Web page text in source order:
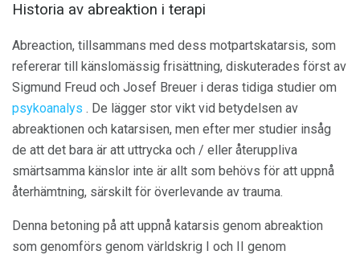
Historia av abreaktion i terapi
Abreaction, tillsammans med dess motpartskatarsis, som
refererar till känslomässig frisättning, diskuterades först av
Sigmund Freud och Josef Breuer i deras tidiga studier om
psykoanalys . De lägger stor vikt vid betydelsen av
abreaktionen och katarsisen, men efter mer studier insåg
de att det bara är att uttrycka och / eller återuppliva
smärtsamma känslor inte är allt som behövs för att uppnå
återhämtning, särskilt för överlevande av trauma.
Denna betoning på att uppnå katarsis genom abreaktion
som genomförs genom världskrig I och II genom